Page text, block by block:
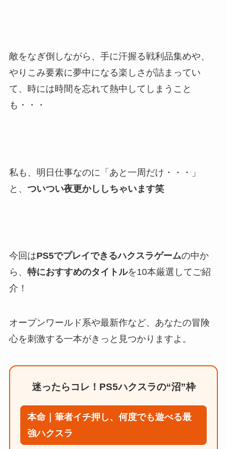
敵をなぎ倒しながら、手に汗握る戦利品集めや、
やりこみ要素に夢中になる楽しさが詰まってい
て、時には時間を忘れて熱中してしまうこと
も・・・
私も、明日仕事なのに「あと一周だけ・・・」
と、 ついつい夜更かししちゃいます笑
今回はPS5でプレイできるハクスラゲームの中か
ら、 特におすすめのタイトルを10本厳選してご紹
介！
オープンワールド系や最新作など、あなたの冒険
心を刺激する一本がきっと見つかりますよ。
迷ったらコレ！PS5ハクスラの“沼”枠
本命｜筆者イチ押し、何度でも遊べる最
強ハクスラ